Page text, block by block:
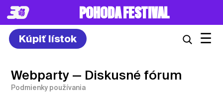
POHODA FESTIVAL
Kúpiť lístok ☰
Webparty — Diskusné fórum
Podmienky používania